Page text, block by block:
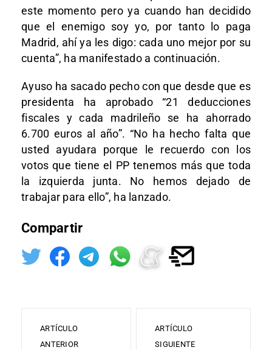
este momento pero ya cuando han decidido
que el enemigo soy yo, por tanto lo paga
Madrid, ahí ya les digo: cada uno mejor por su
cuenta”, ha manifestado a continuación.
Ayuso ha sacado pecho con que desde que es
presidenta ha aprobado “21 deducciones
fiscales y cada madrileño se ha ahorrado
6.700 euros al año”. “No ha hecho falta que
usted ayudara porque le recuerdo con los
votos que tiene el PP tenemos más que toda
la izquierda junta. No hemos dejado de
trabajar para ello”, ha lanzado.
Compartir
ARTÍCULO
ANTERIOR
ARTÍCULO
SIGUIENTE